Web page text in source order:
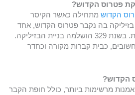
פטרוס הקדוש?
הקדושמתחילה כאשר הקיסר
בזיליקה בה נקבר פטרוס הקדוש, אחד
מ-12 השליחים בדת הנוצרית. בשנת 329 הושלמה בניית הבזיליקה.
כבית קברות מקורה וכחדר
הקדוש?
אמנות מרשימות ביותר, כולל חופת הקבר